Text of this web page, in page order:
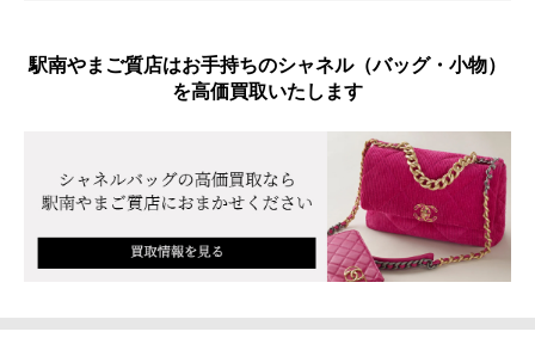
駅南やまご質店はお手持ちのシャネル（バッグ・小物）
を高価買取いたします